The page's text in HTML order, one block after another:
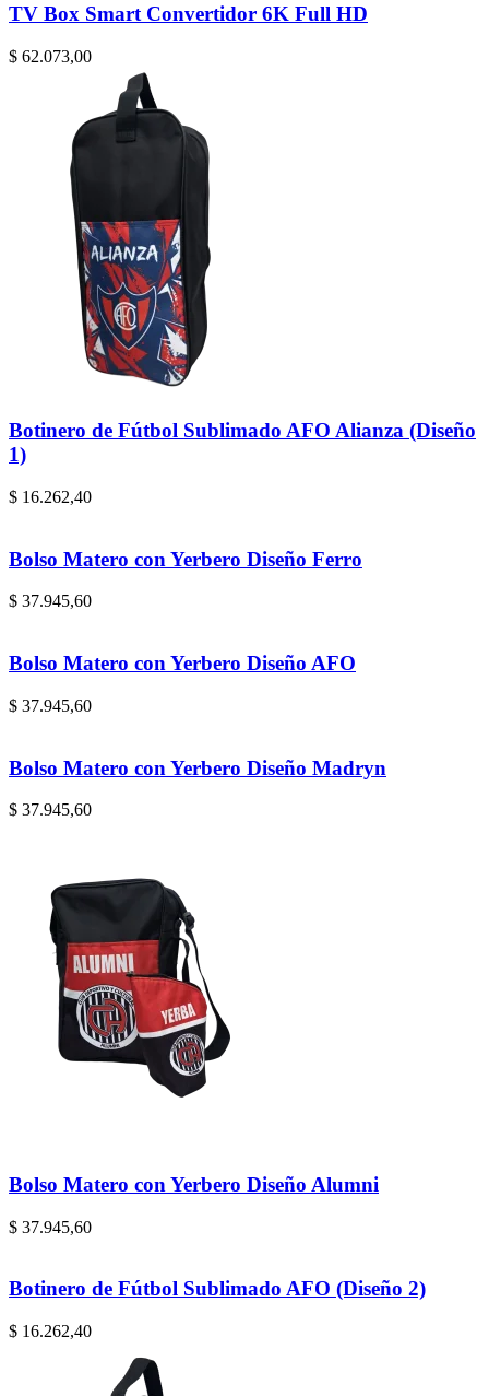
TV Box Smart Convertidor 6K Full HD
$ 62.073,00
Botinero de Fútbol Sublimado AFO Alianza (Diseño
1)
$ 16.262,40
Bolso Matero con Yerbero Diseño Ferro
$ 37.945,60
Bolso Matero con Yerbero Diseño AFO
$ 37.945,60
Bolso Matero con Yerbero Diseño Madryn
$ 37.945,60
Bolso Matero con Yerbero Diseño Alumni
$ 37.945,60
Botinero de Fútbol Sublimado AFO (Diseño 2)
$ 16.262,40